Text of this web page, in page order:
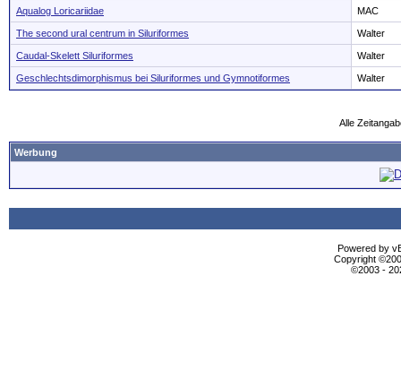
Aqualog Loricariidae MAC
The second ural centrum in Siluriformes Walter
Caudal-Skelett Siluriformes Walter
Geschlechtsdimorphismus bei Siluriformes und Gymnotiformes Walter
Alle
Werbung
Powered by
Copyright
©2003 -